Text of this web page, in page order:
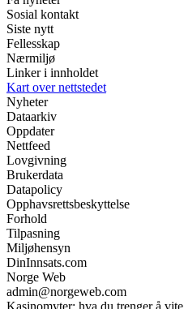
Sosial kontakt
Siste nytt
Fellesskap
Nærmiljø
Linker i innholdet
Kart over nettstedet
Nyheter
Dataarkiv
Oppdater
Nettfeed
Lovgivning
Brukerdata
Datapolicy
Opphavsrettsbeskyttelse
Forhold
Tilpasning
Miljøhensyn
DinInnsats.com
Norge Web
admin@norgeweb.com